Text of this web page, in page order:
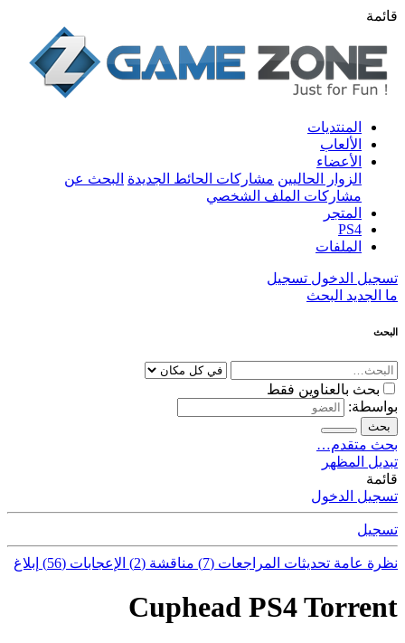
قائمة
المنتديات
الألعاب
الأعضاء
الزوار الحاليين مشاركات الحائط الجديدة البحث عن
مشاركات الملف الشخصي
المتجر
PS4
الملفات
تسجيل الدخول تسجيل
ما الجديد البحث
البحث
بحث بالعناوين فقط
بواسطة:
بحث
بحث متقدم…
تبديل المظهر
قائمة
تسجيل الدخول
تسجيل
نظرة عامة تحديثات المراجعات (7) مناقشة (2) الإعجابات (56) إبلاغ
Cuphead PS4 Torrent